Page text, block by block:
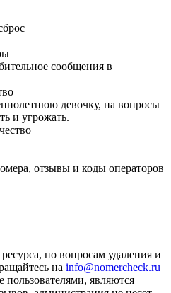
сообщения в
девочку, на вопросы
и угрожать.
отзывы и коды операторов
по вопросам удаления и
на info@nomercheck.ru
являются